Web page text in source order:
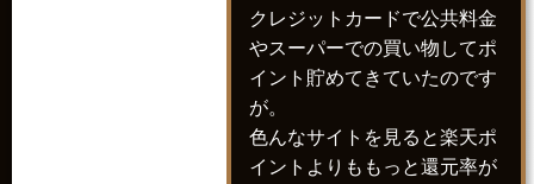
クレジットカードで公共料金
やスーパーでの買い物してポ
イント貯めてきていたのです
が。
色んなサイトを見ると楽天ポ
イントよりももっと還元率が